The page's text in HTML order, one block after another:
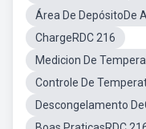
Área De DepósitoDe
ChargeRDC 216
Medicion De
Controle De
Descongelamento